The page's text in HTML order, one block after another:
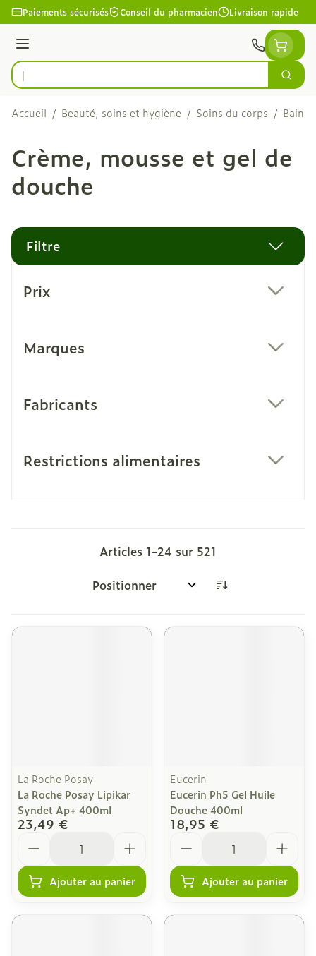
Aller au contenu
Paiements sécurisés Conseil du pharmacien Livraison rapide
Menu
Rechercher
Accueil / Beauté, soins et hygiène / Soins du corps / Bain
Crème, mousse et gel de
douche
Filtre
Prix
Marques
Fabricants
Restrictions alimentaires
Articles 1-24 sur 521
Trier par:
La Roche Posay
La Roche Posay Lipikar
Syndet Ap+ 400ml
23,49 €
Ajouter au panier
Eucerin
Eucerin Ph5 Gel Huile
Douche 400ml
18,95 €
Ajouter au panier